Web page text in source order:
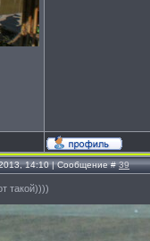
14:10 | Сообщение #39
такой))))